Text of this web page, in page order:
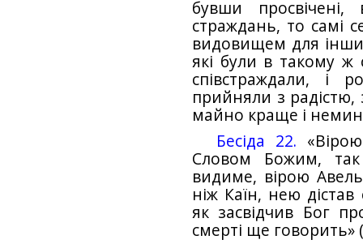
бувши
страждань, то самі
видовищем для
які були в такому
співстраждали, і
прийняли з
майно краще і
Бесіда 22.
Словом Божим,
видиме, вірою
ніж Каїн, нею
як засвідчив Бог
смерті ще говорить»